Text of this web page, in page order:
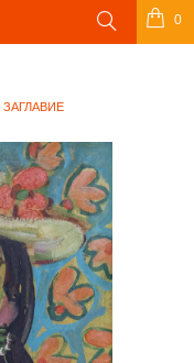
0
ЗАГЛАВИЕ